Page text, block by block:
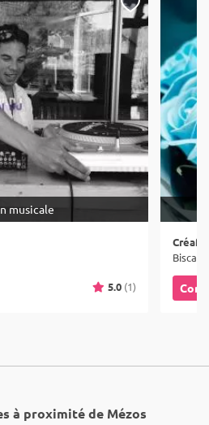
musicale
5.0 (1)
à proximité de Mézos